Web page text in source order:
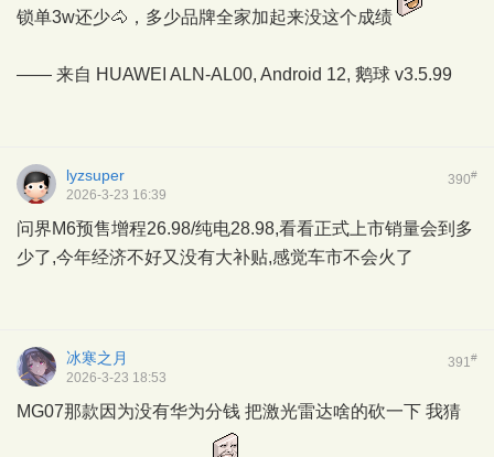
锁单3w还少🐴，多少品牌全家加起来没这个成绩
—— 来自 HUAWEI ALN-AL00, Android 12, 鹅球 v3.5.99
390#
lyzsuper
2026-3-23 16:39
问界M6预售增程26.98/纯电28.98,看看正式上市销量会到多
少了,今年经济不好又没有大补贴,感觉车市不会火了
391#
冰寒之月
2026-3-23 18:53
MG07那款因为没有华为分钱 把激光雷达啥的砍一下 我猜